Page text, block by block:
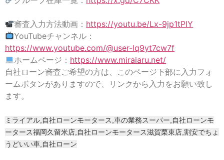
審査入力方法動画： https://youtu.be/Lx-9jp1tPIY
YouTubeチャンネル：
https://www.youtube.com/@user-lq9yt7cw7f
ホームページ： https://www.miraiaru.net/
自社ローン審査ご希望の方は、このページ下部に入力フォ
ームボタンがありますので、リンクから入力をお願い致し
ます。
ミライアル,自社ローンモータース,車の業務スーパー,自社ローンモ
ータース福岡久留米店,自社ローンモータース滋賀栗東店,割安でちょ
うどいい車,自社ローン